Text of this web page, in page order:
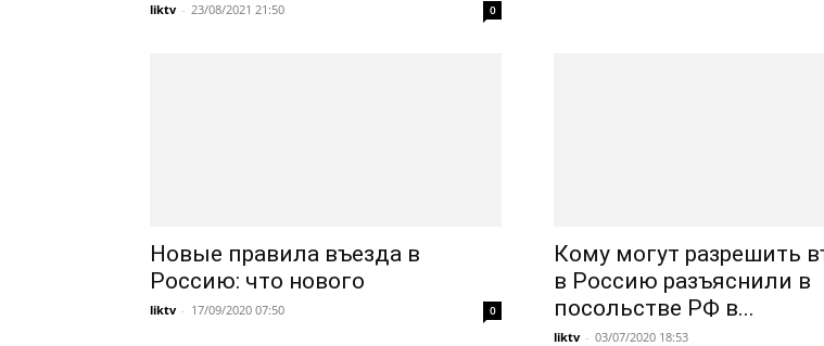
liktv - 23/08/2021 21:50 0
Новые правила въезда в
Россию: что нового
liktv - 17/09/2020 07:50 0
Кому могут разрешить
в Россию разъяснили в
посольстве РФ в...
liktv - 03/07/2020 18:53